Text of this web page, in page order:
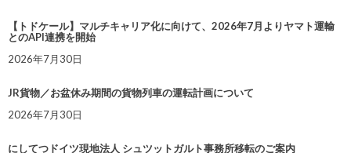
【トドケール】マルチキャリア化に向けて、2026年7月よりヤマト運輸
とのAPI連携を開始
2026年7月30日
JR貨物／お盆休み期間の貨物列車の運転計画について
2026年7月30日
にしてつドイツ現地法人 シュツットガルト事務所移転のご案内